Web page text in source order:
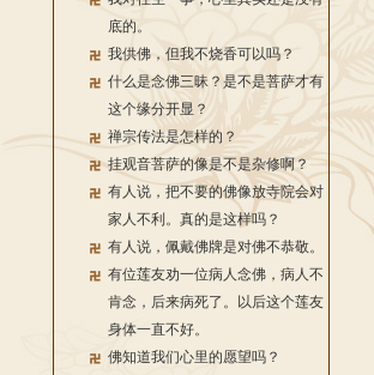
底的。
我供佛，但我不烧香可以吗？
什么是念佛三昧？是不是菩萨才有
这个缘分开显？
禅宗传法是怎样的？
挂观音菩萨的像是不是杂修啊？
有人说，把不要的佛像放寺院会对
家人不利。真的是这样吗？
有人说，佩戴佛牌是对佛不恭敬。
有位莲友劝一位病人念佛，病人不
肯念，后来病死了。以后这个莲友
身体一直不好。
佛知道我们心里的愿望吗？